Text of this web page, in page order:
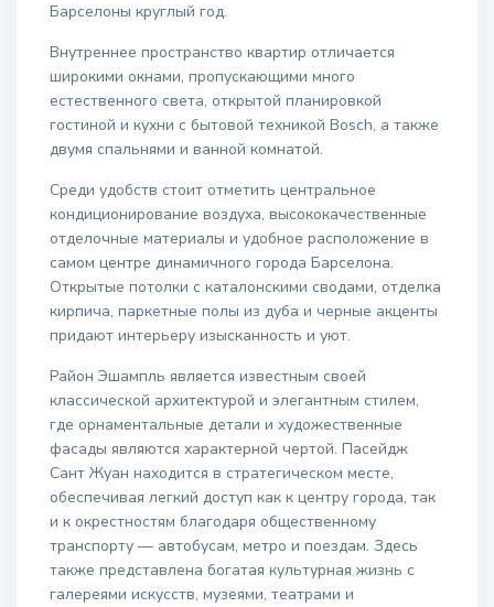
Барселоны круглый год.
Внутреннее пространство квартир отличается
широкими окнами, пропускающими много
естественного света, открытой планировкой
гостиной и кухни с бытовой техникой Bosch, а также
двумя спальнями и ванной комнатой.
Среди удобств стоит отметить центральное
кондиционирование воздуха, высококачественные
отделочные материалы и удобное расположение в
самом центре динамичного города Барселона.
Открытые потолки с каталонскими сводами, отделка
кирпича, паркетные полы из дуба и черные акценты
придают интерьеру изысканность и уют.
Район Эшампль является известным своей
классической архитектурой и элегантным стилем,
где орнаментальные детали и художественные
фасады являются характерной чертой. Пасейдж
Сант Жуан находится в стратегическом месте,
обеспечивая легкий доступ как к центру города, так
и к окрестностям благодаря общественному
транспорту — автобусам, метро и поездам. Здесь
также представлена богатая культурная жизнь с
галереями искусств, музеями, театрами и